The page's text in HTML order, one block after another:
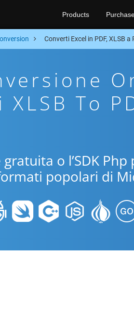
Products
Converti Excel in PDF, XLSB
To
o l’SDK
popolari di